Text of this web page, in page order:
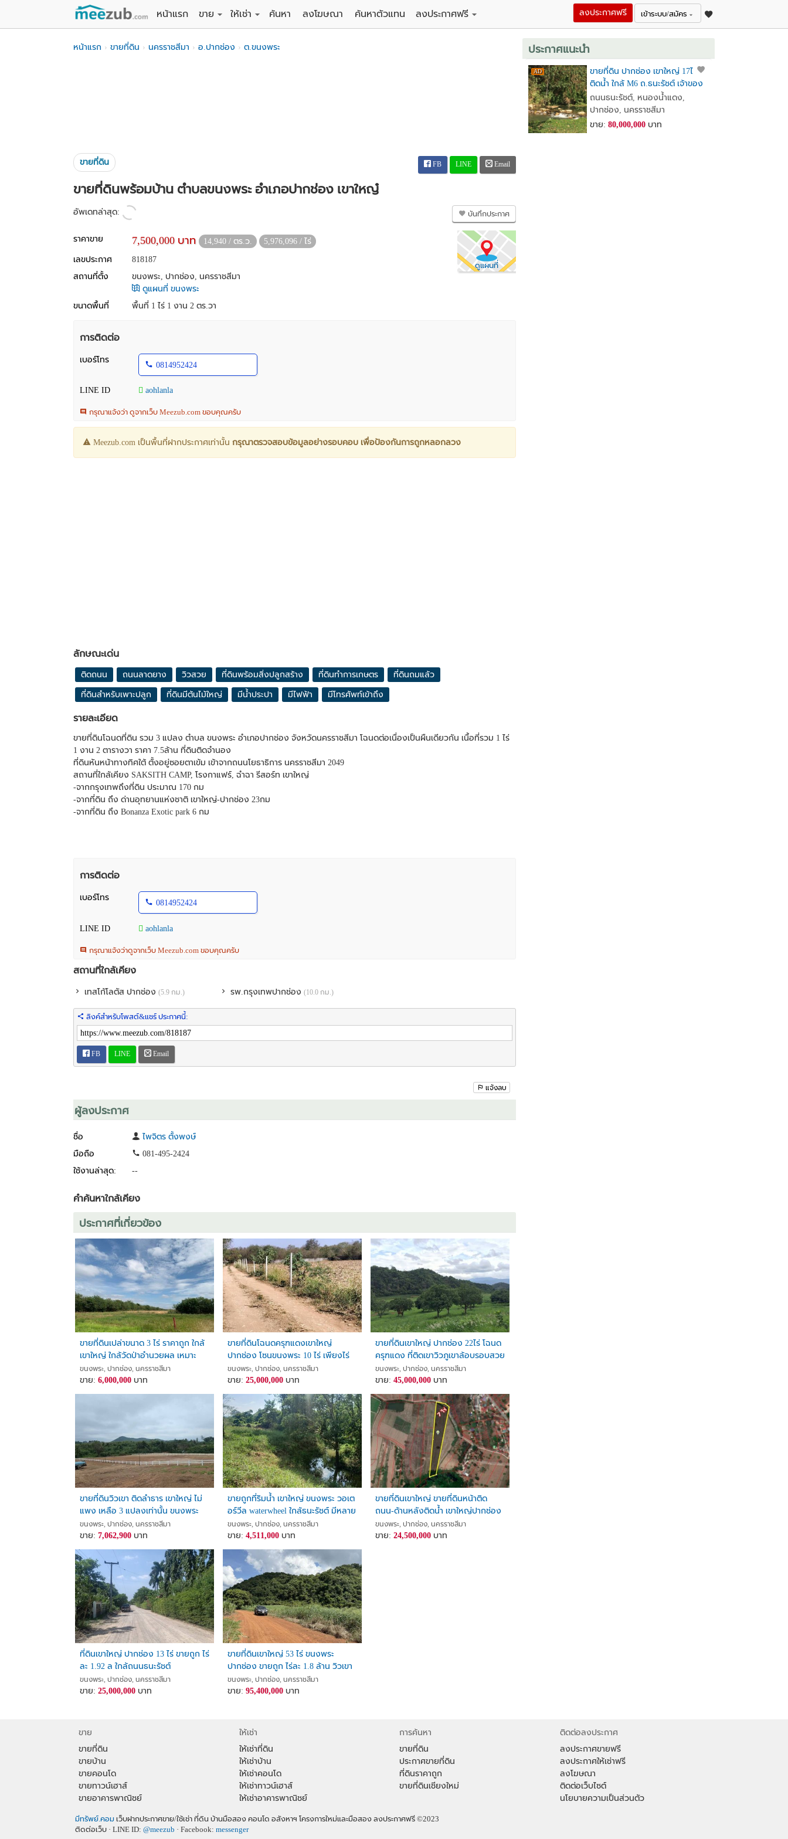
หน้าแรก
ขาย
ขายบ้าน
ให้เช่า
ให้เช่าบ้าน
ค้นหา ลงโฆษณา ค้นหาตัวแทน
ลงประกาศฟรี
เข้าระบบ/สมัคร
ลงประกาศฟรี
หน้าแรก ขายที่ดิน นครราชสีมา อ.ปากช่อง ต.ขนงพระ
ขายที่ดิน FB LINE Email
ขายที่ดินพร้อมบ้าน ตำบลขนงพระ อำเภอปากช่อง เขาใหญ๋
อัพเดทล่าสุด: บันทึกประกาศ
ดูแผนที่
ราคาขาย 7,500,000 บาท 14,940 / ตร.ว. 5,976,096 / ไร่
เลขประกาศ
818187
สถานที่ตั้ง
ขนงพระ, ปากช่อง, นครราชสีมา
ดูแผนที่ ขนงพระ
ขนาดพื้นที่
พื้นที่ 1 ไร่ 1 งาน 2 ตร.วา
การติดต่อ
เบอร์โทร
0814952424
LINE ID aohlanla
กรุณาแจ้งว่า ดูจากเว็บ Meezub.com ขอบคุณครับ
Meezub.com เป็นพื้นที่ฝากประกาศเท่านั้น กรุณาตรวจสอบข้อมูลอย่างรอบคอบ เพื่อป้องกันการถูกหลอกลวง
ลักษณะเด่น
ติดถนน ถนนลาดยาง วิวสวย ที่ดินพร้อมสิ่งปลูกสร้าง ที่ดินทำการเกษตร ที่ดินถมแล้ว
ที่ดินสำหรับเพาะปลูก ที่ดินมีต้นไม้ใหญ่ มีน้ำประปา มีไฟฟ้า มีโทรศัพท์เข้าถึง
รายละเอียด
ขายที่ดินโฉนดที่ดิน รวม 3 แปลง ตำบล ขนงพระ อำเภอปากช่อง จังหวัดนครราชสีมา โฉนดต่อเนื่องเป็นผืนเดียวกัน เนื้อที่รวม 1 ไร่
1 งาน 2 ตารางวา ราคา 7.5ล้าน ที่ดินติดจำนอง
ที่ดินหันหน้าทางทิศใต้ ตั้งอยู่ซอยตาเข้ม เข้าจากถนนโยธาธิการ นครราชสีมา 2049
สถานที่ใกล้เคียง SAKSITH CAMP, โรงกาแฟร์, ฉำฉา รีสอร์ท เขาใหญ่
-จากกรุงเทพถึงที่ดิน ประมาณ 170 กม
-จากที่ดิน ถึง ด่านอุทยานแห่งชาติ เขาใหญ่-ปากช่อง 23กม
-จากที่ดิน ถึง Bonanza Exotic park 6 กม
การติดต่อ
เบอร์โทร
0814952424
LINE ID aohlanla
กรุณาแจ้งว่าดูจากเว็บ Meezub.com ขอบคุณครับ
สถานที่ใกล้เคียง
เทสโก้โลตัส ปากช่อง (5.9 กม.) รพ.กรุงเทพปากช่อง(10.0 กม.)
ลิงค์สำหรับโพสต์&แชร์ ประกาศนี้:
FB LINE Email
แจ้งลบ
ผู้ลงประกาศ
ชื่อ
ไพจิตร ตั้งพงษ์
มือถือ
081-495-2424
ใช้งานล่าสุด:
--
คำค้นหาใกล้เคียง
ประกาศที่เกี่ยวข้อง
ขายที่ดินเปล่าขนาด 3 ไร่ ราคาถูก ใกล้
เขาใหญ่ ใกล้วัดป่าอำนวยผล เหมาะ
ปลูกบ้าน ทำสวนเกษตร อยู่ในชุมชน ไม่
เปลี่ยว ขนงพระ ปากช่อง นครราชสีมา
ขนงพระ, ปากช่อง, นครราชสีมา
ขาย: 6,000,000บาท
ขายที่ดินโฉนดครุฑแดงเขาใหญ่
ปากช่อง โซนขนงพระ 10 ไร่ เพียงไร่
ละ 2.5 ล้าน ราคาดีถูกที่สุด
ขนงพระ, ปากช่อง, นครราชสีมา
ขาย:25,000,000 บาท
ขายที่ดินเขาใหญ่ ปากช่อง 22ไร่ โฉนด
ครุฑแดง ที่ติดเขาวิวภูเขาล้อบรอบสวย
มาก หน้ากว้างติดถนนสาธารณะ ที่สูง
เทควิวเขาใหญ่ เหมาะทำโรงแรมพัฒนา
แบ่งแปลง ขายถูก
ขนงพระ, ปากช่อง, นครราชสีมา
ขาย:45,000,000 บาท
ขายที่ดินวิวเขา ติดลำธาร เขาใหญ่ ไม่
แพง เหลือ 3 แปลงเท่านั้น ขนงพระ
ปากช่อง นครราชสีมา ห่างจากถนน
มิตรภาพ 13.40 กม.
ขนงพระ, ปากช่อง, นครราชสีมา
ขาย: 7,062,900บาท
ขายถูกที่ริมน้ำ เขาใหญ่ ขนงพระ วอเต
อร์วีล waterwheel ใกล้ธนะรัชต์ มีหลาย
แปลง 156ตร.ว ถึง 1ไร่ บรรยากาศดี
ต้นไม้เยอะร่มรื่น หน้าโครงการมีเซเว่น
ขนงพระ, ปากช่อง, นครราชสีมา
ขาย:4,511,000 บาท
ขายที่ดินเขาใหญ่ ขายที่ดินหน้าติด
ถนน-ด้านหลังติดน้ำ เขาใหญ่ปากช่อง
ต.ขนงพระ อ.ปากช่อง จ.นครราชสีมา
ขนงพระ, ปากช่อง, นครราชสีมา
ขาย:24,500,000 บาท
ที่ดินเขาใหญ่ ปากช่อง 13 ไร่ ขายถูก ไร่
ละ 1.92 ล ใกล้ถนนธนะรัชต์
มอเตอร์เวย์ M6 ที่สวนปลูกไม้หลาย
พันธุ์ ทำเลไข่แดง น้ำประปา ไฟฟ้าครบ
ขนงพระ, ปากช่อง, นครราชสีมา
ขาย: 25,000,000บาท
ขายที่ดินเขาใหญ่ 53 ไร่ ขนงพระ
ปากช่อง ขายถูก ไร่ละ 1.8 ล้าน วิวเขา
ใหญ่สวย ที่ดินติดภูเขา วิวเขาล้อมรอบ
ถนนหน้าที่ดินกว้าง 12 เมตร ที่ดินมี
ขนงพระ, ปากช่อง, นครราชสีมา
ขาย:95,400,000 บาท
ประกาศแนะนำ
ขายที่ดิน ปากช่อง เขาใหญ่ 17ไร่+
ติดน้ำ ใกล้ M6 ถ.ธนะรัชต์ เจ้าของ
ขายเอง
ถนนธนะรัชต์​, หนองน้ำแดง,
ปากช่อง, นครราชสีมา
ขาย: 80,000,000บาท
ขาย
ขายที่ดิน
ขายบ้าน
ขายคอนโด
ขายทาวน์เฮาส์
ขายอาคารพาณิชย์
ให้เช่า
ให้เช่าที่ดิน
ให้เช่าบ้าน
ให้เช่าคอนโด
ให้เช่าทาวน์เฮาส์
ให้เช่าอาคารพาณิชย์
การค้นหา
ขายที่ดิน
ประกาศขายที่ดิน
ที่ดินราคาถูก
ขายที่ดินเชียงใหม่
ติดต่อลงประกาศ
ลงประกาศขายฟรี
ลงประกาศให้เช่าฟรี
ลงโฆษณา
ติดต่อเว็บไซต์
นโยบายความเป็นส่วนตัว
มีทรัพย์.คอม เว็บฝากประกาศขาย/ใช้เช่า ที่ดิน บ้านมือสอง คอนโด อสังหาฯ โครงการใหม่และมือสอง ลงประกาศฟรี©2023
ติดต่อเว็บ · LINE ID:@meezub · Facebook:messenger